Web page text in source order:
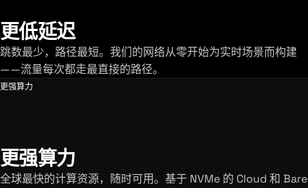
更低延迟
跳数最少，路径最短。我们的网络从零开始为实时场景而构建
——流量每次都走最直接的路径。
更强算力
更强算力
全球最快的计算资源，随时可用。基于 NVMe 的 Cloud 和 Bare